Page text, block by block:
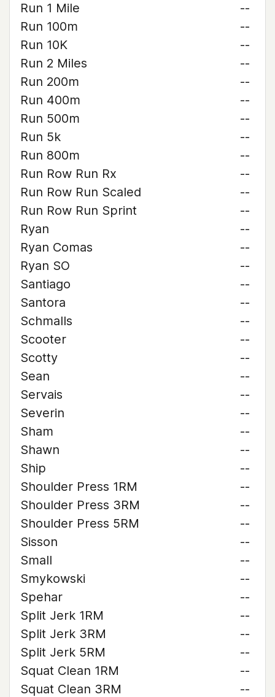
Run 1 Mile
--
Run 100m
--
Run 10K
--
Run 2 Miles
--
Run 200m
--
Run 400m
--
Run 500m
--
Run 5k
--
Run 800m
--
Run Row Run Rx
--
Run Row Run Scaled
--
Run Row Run Sprint
--
Ryan
--
Ryan Comas
--
Ryan SO
--
Santiago
--
Santora
--
Schmalls
--
Scooter
--
Scotty
--
Sean
--
Servais
--
Severin
--
Sham
--
Shawn
--
Ship
--
Shoulder Press 1RM
--
Shoulder Press 3RM
--
Shoulder Press 5RM
--
Sisson
--
Small
--
Smykowski
--
Spehar
--
Split Jerk 1RM
--
Split Jerk 3RM
--
Split Jerk 5RM
--
Squat Clean 1RM
--
Squat Clean 3RM
--